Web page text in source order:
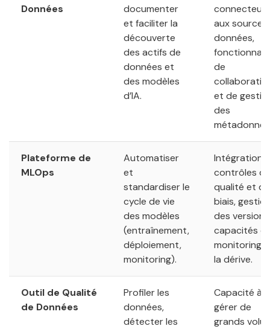
Données
documenter
et faciliter la
découverte
des actifs de
données et
des modèles
d’IA.
connecteurs
aux sources
données,
de
et de
des
Plateforme de
MLOps
Automatiser
et
standardiser le
cycle de vie
des modèles
(entraînement,
déploiement,
monitoring).
Intégration
contrôles de
qualité et de
biais,
des
capacités
monitoring
la dérive.
Outil de Qualité
de Données
Profiler les
données,
détecter les
Capacité à
gérer de
grands